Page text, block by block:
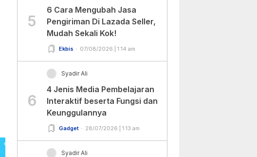
5
6 Cara Mengubah Jasa
Pengiriman Di Lazada Seller,
Mudah Sekali Kok!
Ekbis 07/08/2026 | 1:14 am
6
Syadir Ali
4 Jenis Media Pembelajaran
Interaktif beserta Fungsi dan
Keunggulannya
Gadget 28/07/2026 | 1:13 am
Syadir Ali